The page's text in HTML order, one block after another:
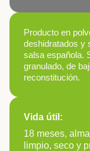
Producto en
deshidratados y
salsa española.
granulado, de
reconstitución.
Vida útil:
18 meses,
limpio, seco y